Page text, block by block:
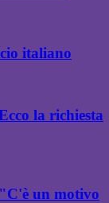
italiano
la richiesta
un motivo